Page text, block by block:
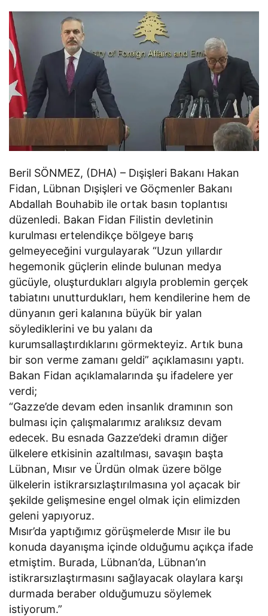
Beril SÖNMEZ, (DHA) – Dışişleri Bakanı Hakan
Fidan, Lübnan Dışişleri ve Göçmenler Bakanı
Abdallah Bouhabib ile ortak basın toplantısı
düzenledi. Bakan Fidan Filistin devletinin
kurulması ertelendikçe bölgeye barış
gelmeyeceğini vurgulayarak “Uzun yıllardır
hegemonik güçlerin elinde bulunan medya
gücüyle, oluşturdukları algıyla problemin gerçek
tabiatını unutturdukları, hem kendilerine hem de
dünyanın geri kalanına büyük bir yalan
söylediklerini ve bu yalanı da
kurumsallaştırdıklarını görmekteyiz. Artık buna
bir son verme zamanı geldi” açıklamasını yaptı.
Bakan Fidan açıklamalarında şu ifadelere yer
verdi;
“Gazze’de devam eden insanlık dramının son
bulması için çalışmalarımız aralıksız devam
edecek. Bu esnada Gazze’deki dramın diğer
ülkelere etkisinin azaltılması, savaşın başta
Lübnan, Mısır ve Ürdün olmak üzere bölge
ülkelerin istikrarsızlaştırılmasına yol açacak bir
şekilde gelişmesine engel olmak için elimizden
geleni yapıyoruz.
Mısır’da yaptığımız görüşmelerde Mısır ile bu
konuda dayanışma içinde olduğumu açıkça ifade
etmiştim. Burada, Lübnan’da, Lübnan’ın
istikrarsızlaştırmasını sağlayacak olaylara karşı
durmada beraber olduğumuzu söylemek
istiyorum.”